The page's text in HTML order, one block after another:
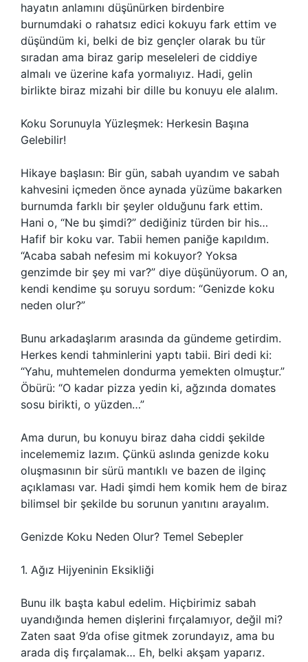
hayatın anlamını düşünürken birdenbire
burnumdaki o rahatsız edici kokuyu fark ettim ve
düşündüm ki, belki de biz gençler olarak bu tür
sıradan ama biraz garip meseleleri de ciddiye
almalı ve üzerine kafa yormalıyız. Hadi, gelin
birlikte biraz mizahi bir dille bu konuyu ele alalım.
Koku Sorunuyla Yüzleşmek: Herkesin Başına
Gelebilir!
Hikaye başlasın: Bir gün, sabah uyandım ve sabah
kahvesini içmeden önce aynada yüzüme bakarken
burnumda farklı bir şeyler olduğunu fark ettim.
Hani o, “Ne bu şimdi?” dediğiniz türden bir his…
Hafif bir koku var. Tabii hemen paniğe kapıldım.
“Acaba sabah nefesim mi kokuyor? Yoksa
genzimde bir şey mi var?” diye düşünüyorum. O an,
kendi kendime şu soruyu sordum: “Genizde koku
neden olur?”
Bunu arkadaşlarım arasında da gündeme getirdim.
Herkes kendi tahminlerini yaptı tabii. Biri dedi ki:
“Yahu, muhtemelen dondurma yemekten olmuştur.”
Öbürü: “O kadar pizza yedin ki, ağzında domates
sosu birikti, o yüzden…”
Ama durun, bu konuyu biraz daha ciddi şekilde
incelememiz lazım. Çünkü aslında genizde koku
oluşmasının bir sürü mantıklı ve bazen de ilginç
açıklaması var. Hadi şimdi hem komik hem de biraz
bilimsel bir şekilde bu sorunun yanıtını arayalım.
Genizde Koku Neden Olur? Temel Sebepler
1. Ağız Hijyeninin Eksikliği
Bunu ilk başta kabul edelim. Hiçbirimiz sabah
uyandığında hemen dişlerini fırçalamıyor, değil mi?
Zaten saat 9’da ofise gitmek zorundayız, ama bu
arada diş fırçalamak… Eh, belki akşam yaparız.